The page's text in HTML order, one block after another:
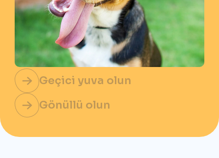
Geçici yuva olun
Gönüllü olun